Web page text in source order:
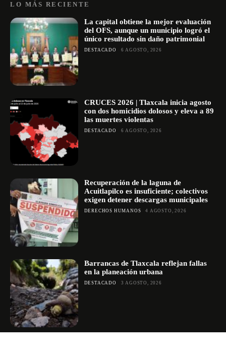
LO MÁS RECIENTE
La capital obtiene la mejor evaluación
del OFS, aunque un municipio logró el
único resultado sin daño patrimonial
DESTACADO 6 AGOSTO, 2026
CRUCES 2026 | Tlaxcala inicia agosto
con dos homicidios dolosos y eleva a 89
las muertes violentas
DESTACADO 6 AGOSTO, 2026
Recuperación de la laguna de
Acuitlapilco es insuficiente; colectivos
exigen detener descargas municipales
DERECHOS HUMANOS 4 AGOSTO, 2026
Barrancas de Tlaxcala reflejan fallas
en la planeación urbana
DESTACADO 3 AGOSTO, 2026